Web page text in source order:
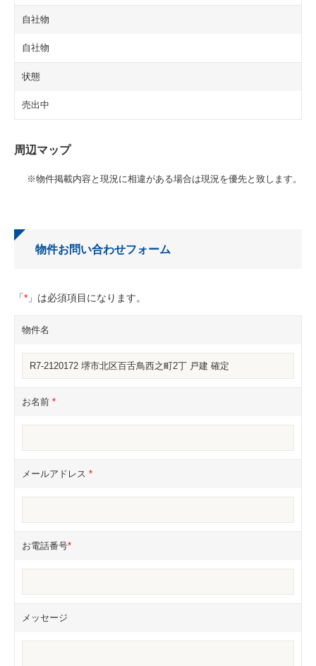
自社物
自社物
状態
売出中
周辺マップ
※物件掲載内容と現況に相違がある場合は現況を優先と致します。
物件お問い合わせフォーム
「* 」は必須項目になります。
物件名
お名前 *
メールアドレス *
お電話番号*
メッセージ